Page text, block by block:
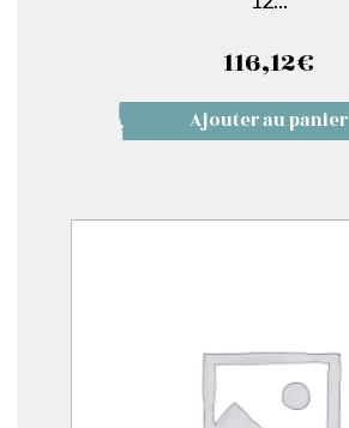
116,12€
Ajouter au panier